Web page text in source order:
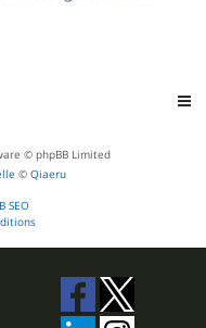
© phpBB Limited
© Qiaeru
SEO